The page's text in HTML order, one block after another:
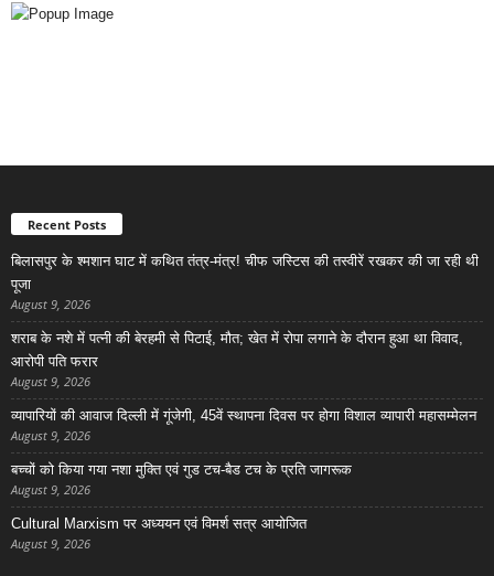
Recent Posts
बिलासपुर के श्मशान घाट में कथित तंत्र-मंत्र! चीफ जस्टिस की तस्वीरें रखकर की जा रही थी
पूजा
August 9, 2026
शराब के नशे में पत्नी की बेरहमी से पिटाई, मौत; खेत में रोपा लगाने के दौरान हुआ था विवाद,
आरोपी पति फरार
August 9, 2026
व्यापारियों की आवाज दिल्ली में गूंजेगी, 45वें स्थापना दिवस पर होगा विशाल व्यापारी महासम्मेलन
August 9, 2026
बच्चों को किया गया नशा मुक्ति एवं गुड टच-बैड टच के प्रति जागरूक
August 9, 2026
Cultural Marxism पर अध्ययन एवं विमर्श सत्र आयोजित
August 9, 2026